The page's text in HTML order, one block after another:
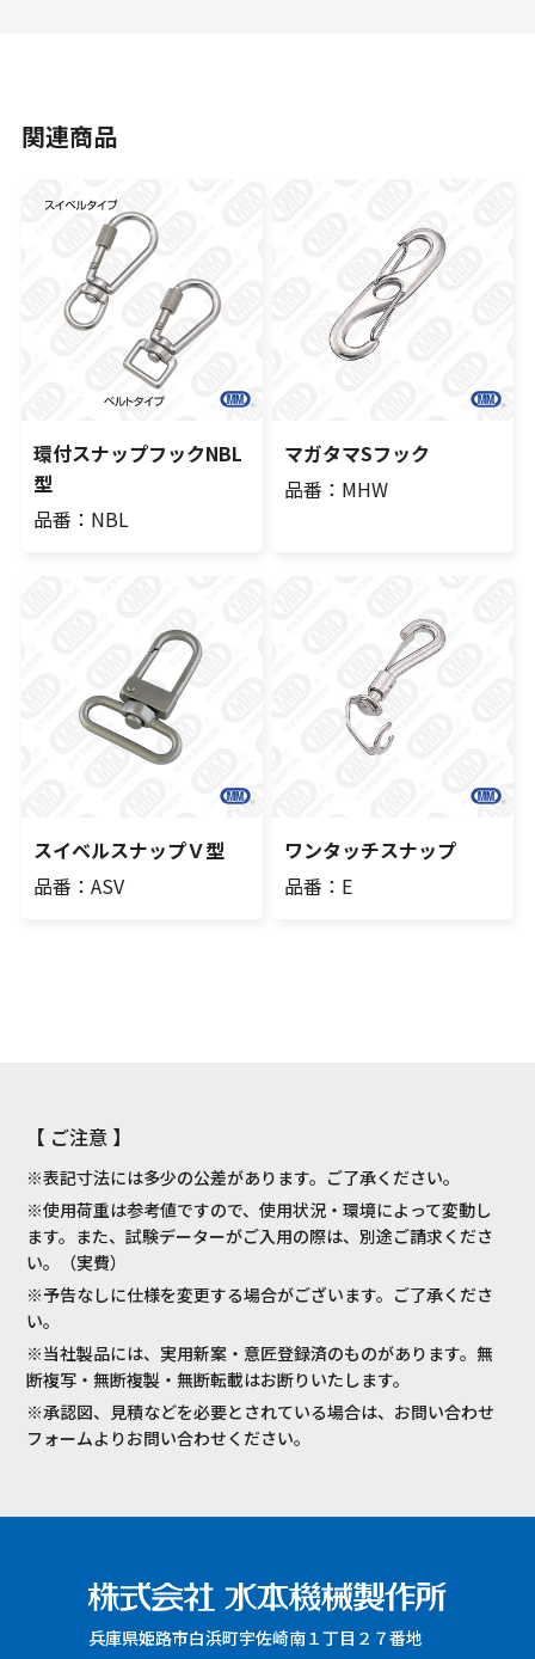
関連商品
環付スナップフックNBL
型
品番：NBL
マガタマSフック
品番：MHW
スイベルスナップＶ型
品番：ASV
ワンタッチスナップ
品番：E
【 ご注意 】
※表記寸法には多少の公差があります。ご了承ください。
※使用荷重は参考値ですので、使用状況・環境によって変動し
ます。また、試験データーがご入用の際は、別途ご請求くださ
い。（実費）
※予告なしに仕様を変更する場合がございます。ご了承くださ
い。
※当社製品には、実用新案・意匠登録済のものがあります。無
断複写・無断複製・無断転載はお断りいたします。
※承認図、見積などを必要とされている場合は、お問い合わせ
フォームよりお問い合わせください。
兵庫県姫路市白浜町宇佐崎南１丁目２７番地